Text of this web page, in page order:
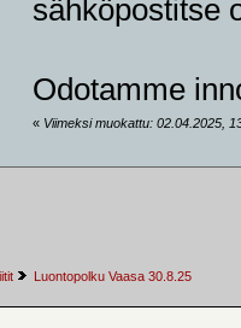
sähköpostitse
Odotamme
« Viimeksi muokattu: 02.04.2025,
Luontopolku Vaasa 30.8.25